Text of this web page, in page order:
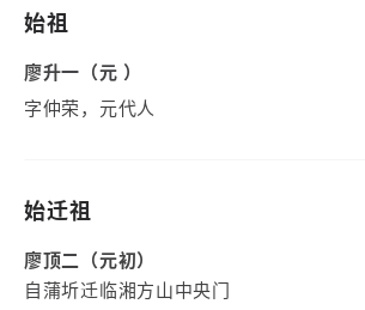
始祖
廖升一（元 ）
字仲荣，元代人
始迁祖
廖顶二（元初）
自蒲圻迁临湘方山中央门